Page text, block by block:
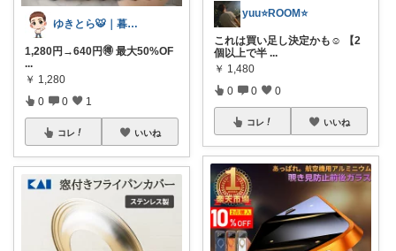
ゆきとら🐯｜暮らしをラクにしたいパパ
1,280円→640円🉐 最大50%OF
...
￥ 1,280
0 0 1
コレ いいね
yuu⭐️ROOM⭐️
これは買い足し決定かも☺️ 【2
個以上で半 ...
￥ 1,480
0 0 0
コレ いいね